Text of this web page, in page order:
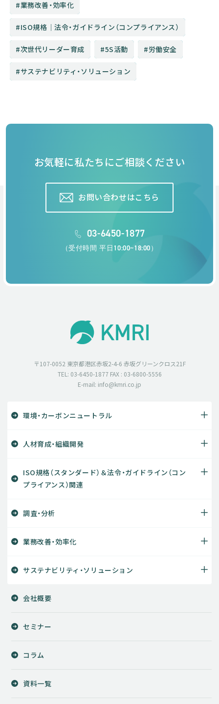
業務改善・効率化
ISO規格│法令・ガイドライン（コンプライアンス）
次世代リーダー育成 5S活動 労働安全
サステナビリティ・ソリューション
お気軽に私たちにご相談ください
お問い合わせはこちら
03-6450-1877
（受付時間 平日10:00~18:00）
〒107-0052 東京都港区赤坂2-4-6 赤坂グリーンクロス21F
TEL: 03-6450-1877 FAX : 03-6800-5556
E-mail: info@kmri.co.jp
環境・カーボンニュートラル
人材育成・組織開発
ISO規格（スタンダード）＆法令・ガイドライン（コン
プライアンス）関連
調査・分析
業務改善・効率化
サステナビリティ・ソリューション
会社概要
セミナー
コラム
資料一覧